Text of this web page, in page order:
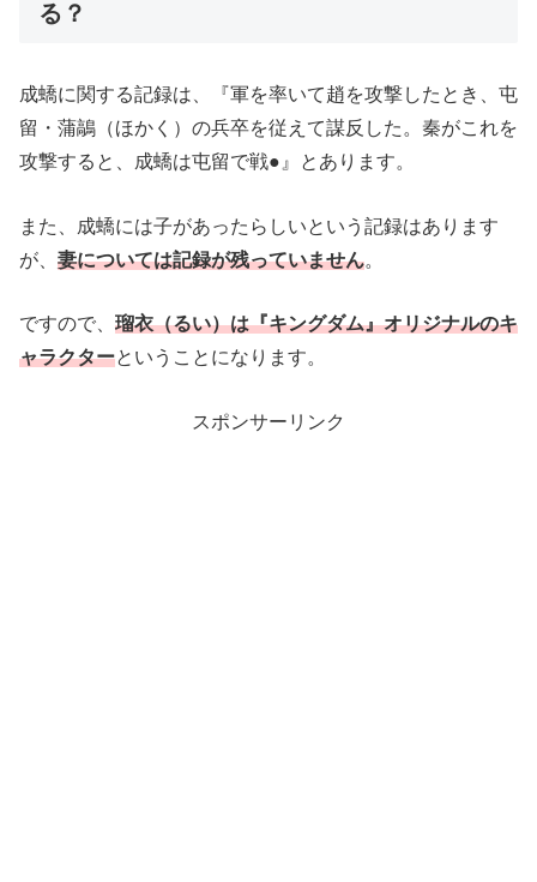
る？
成蟜に関する記録は、『軍を率いて趙を攻撃したとき、屯
留・蒲鶮（ほかく）の兵卒を従えて謀反した。秦がこれを
攻撃すると、成蟜は屯留で戦●』とあります。
また、成蟜には子があったらしいという記録はあります
が、 妻については記録が残っていません。
ですので、 瑠衣（るい）は『キングダム』オリジナルのキ
ャラクターということになります。
スポンサーリンク